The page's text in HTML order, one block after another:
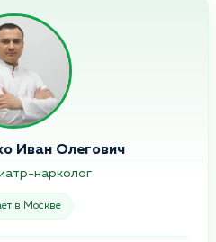
Иван Олегович
нарколог
в Москве